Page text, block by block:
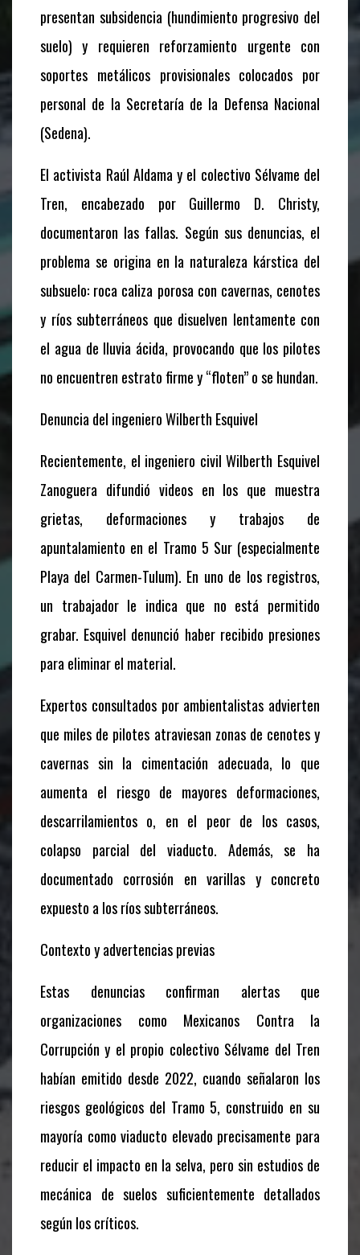
presentan subsidencia (hundimiento progresivo del
suelo) y requieren reforzamiento urgente con
soportes metálicos provisionales colocados por
personal de la Secretaría de la Defensa Nacional
(Sedena).
El activista Raúl Aldama y el colectivo Sélvame del
Tren, encabezado por Guillermo D. Christy,
documentaron las fallas. Según sus denuncias, el
problema se origina en la naturaleza kárstica del
subsuelo: roca caliza porosa con cavernas, cenotes
y ríos subterráneos que disuelven lentamente con
el agua de lluvia ácida, provocando que los pilotes
no encuentren estrato firme y “floten” o se hundan.
Denuncia del ingeniero Wilberth Esquivel
Recientemente, el ingeniero civil Wilberth Esquivel
Zanoguera difundió videos en los que muestra
grietas, deformaciones y trabajos de
apuntalamiento en el Tramo 5 Sur (especialmente
Playa del Carmen-Tulum). En uno de los registros,
un trabajador le indica que no está permitido
grabar. Esquivel denunció haber recibido presiones
para eliminar el material.
Expertos consultados por ambientalistas advierten
que miles de pilotes atraviesan zonas de cenotes y
cavernas sin la cimentación adecuada, lo que
aumenta el riesgo de mayores deformaciones,
descarrilamientos o, en el peor de los casos,
colapso parcial del viaducto. Además, se ha
documentado corrosión en varillas y concreto
expuesto a los ríos subterráneos.
Contexto y advertencias previas
Estas denuncias confirman alertas que
organizaciones como Mexicanos Contra la
Corrupción y el propio colectivo Sélvame del Tren
habían emitido desde 2022, cuando señalaron los
riesgos geológicos del Tramo 5, construido en su
mayoría como viaducto elevado precisamente para
reducir el impacto en la selva, pero sin estudios de
mecánica de suelos suficientemente detallados
según los críticos.